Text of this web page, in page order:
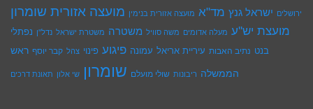
ירושלים ישראל גנץ מד"א מועצה אזורית בנימין מועצה אזורית שומרון
מועצת יש''ע מעלה אדומים משה סוויל משטרה משטרת ישראל נדל''ן נפתלי
בנט נתיב האבות עיריית אריאל עמונה פיגוע פינוי צהל קבר יוסף ראש
הממשלה ריבונות שולי מועלם שומרון שי אלון תאונת דרכים